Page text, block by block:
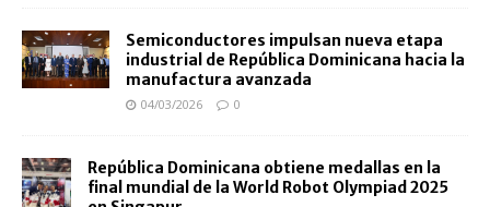
Semiconductores impulsan nueva etapa
industrial de República Dominicana hacia la
manufactura avanzada
04/03/2026 0
República Dominicana obtiene medallas en la
final mundial de la World Robot Olympiad 2025